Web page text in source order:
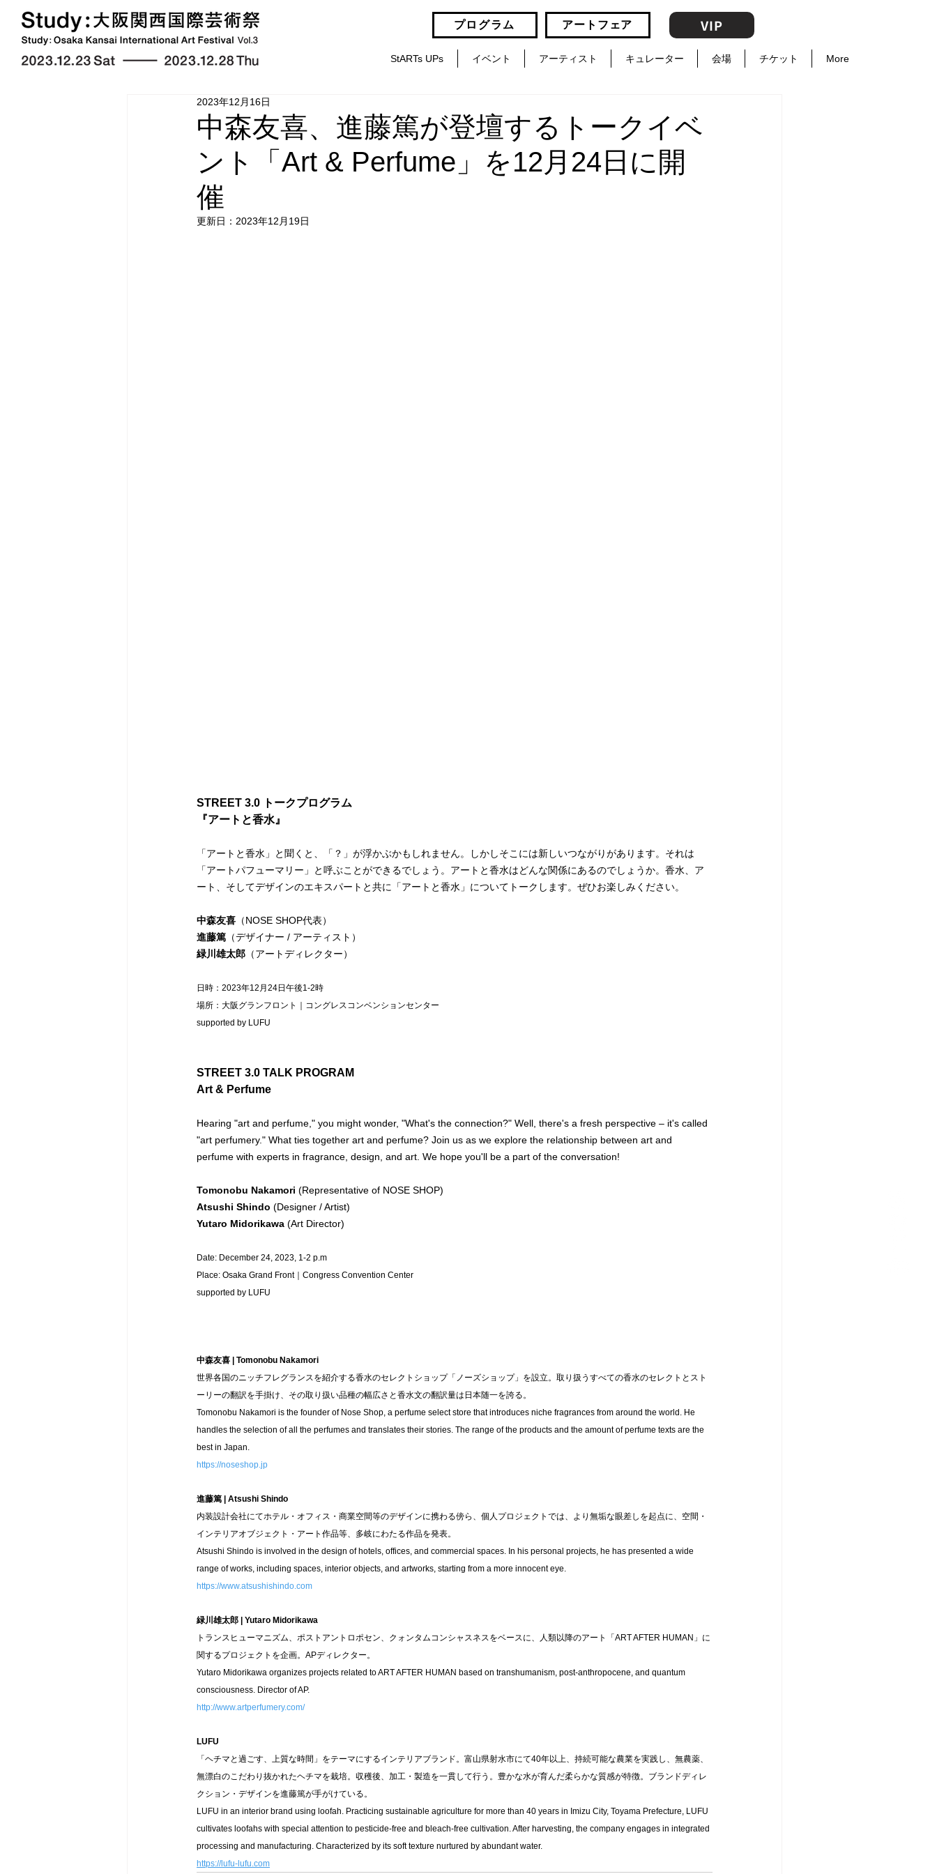
プログラム アートフェア VIP
StARTs UPs イベント アーティスト キュレーター 会場 チケット More
中森友喜、進藤篤が登壇するトークイベ
ント「Art & Perfume」を12月24日に開
催
2023年12月16日
更新日： 2023年12月19日
STREET 3.0 トークプログラム
『アートと香水』
「アートと香水」と聞くと、「？」が浮かぶかもしれません。しかしそこには新しいつながりがあります。それは
「アートパフューマリー」と呼ぶことができるでしょう。アートと香水はどんな関係にあるのでしょうか。香水、ア
ート、そしてデザインのエキスパートと共に「アートと香水」についてトークします。ぜひお楽しみください。
中森友喜 （NOSE SHOP代表）
進藤篤 （デザイナー / アーティスト）
緑川雄太郎 （アートディレクター）
日時：2023年12月24日午後1-2時
場所：大阪グランフロント｜コングレスコンベンションセンター
supported by LUFU
STREET 3.0 TALK PROGRAM
Art & Perfume
Hearing "art and perfume," you might wonder, "What's the connection?" Well, there's a fresh perspective – it's called
"art perfumery." What ties together art and perfume? Join us as we explore the relationship between art and
perfume with experts in fragrance, design, and art. We hope you'll be a part of the conversation!
Tomonobu Nakamori (Representative of NOSE SHOP)
Atsushi Shindo (Designer / Artist)
Yutaro Midorikawa (Art Director)
Date: December 24, 2023, 1-2 p.m
Place: Osaka Grand Front｜Congress Convention Center
supported by LUFU
中森友喜 | Tomonobu Nakamori
世界各国のニッチフレグランスを紹介する香水のセレクトショップ「ノーズショップ」を設立。取り扱うすべての香水のセレクトとスト
ーリーの翻訳を手掛け、その取り扱い品種の幅広さと香水文の翻訳量は日本随一を誇る。
Tomonobu Nakamori is the founder of Nose Shop, a perfume select store that introduces niche fragrances from around the world. He
handles the selection of all the perfumes and translates their stories. The range of the products and the amount of perfume texts are the
best in Japan.
https://noseshop.jp
進藤篤 | Atsushi Shindo
内装設計会社にてホテル・オフィス・商業空間等のデザインに携わる傍ら、個人プロジェクトでは、より無垢な眼差しを起点に、空間・
インテリアオブジェクト・アート作品等、多岐にわたる作品を発表。
Atsushi Shindo is involved in the design of hotels, offices, and commercial spaces. In his personal projects, he has presented a wide
range of works, including spaces, interior objects, and artworks, starting from a more innocent eye.
https://www.atsushishindo.com
緑川雄太郎 | Yutaro Midorikawa
トランスヒューマニズム、ポストアントロポセン、クォンタムコンシャスネスをベースに、人類以降のアート「ART AFTER HUMAN」に
関するプロジェクトを企画。APディレクター。
Yutaro Midorikawa organizes projects related to ART AFTER HUMAN based on transhumanism, post-anthropocene, and quantum
consciousness. Director of AP.
http://www.artperfumery.com/
LUFU
「ヘチマと過ごす、上質な時間」をテーマにするインテリアブランド。富山県射水市にて40年以上、持続可能な農業を実践し、無農薬、
無漂白のこだわり抜かれたヘチマを栽培。収穫後、加工・製造を一貫して行う。豊かな水が育んだ柔らかな質感が特徴。ブランドディレ
クション・デザインを進藤篤が手がけている。
LUFU in an interior brand using loofah. Practicing sustainable agriculture for more than 40 years in Imizu City, Toyama Prefecture, LUFU
cultivates loofahs with special attention to pesticide-free and bleach-free cultivation. After harvesting, the company engages in integrated
processing and manufacturing. Characterized by its soft texture nurtured by abundant water.
https://lufu-lufu.com